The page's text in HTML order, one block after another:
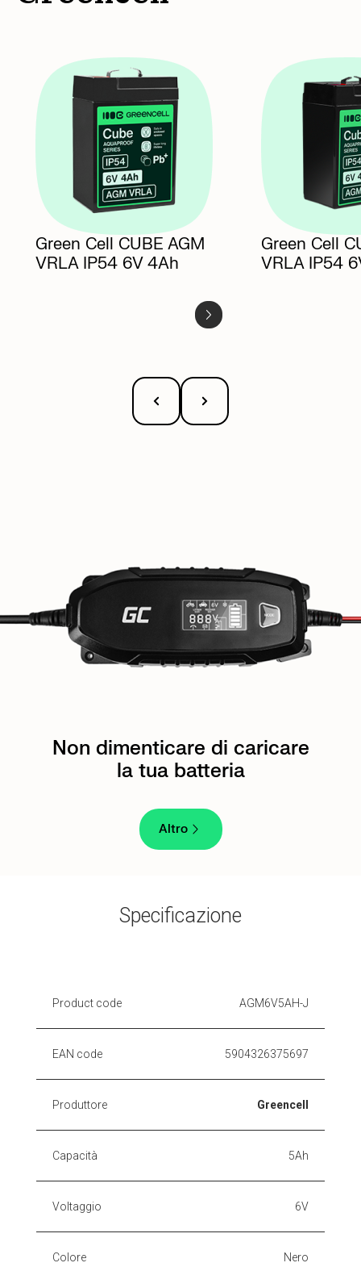
Green Cell CUBE AGM
VRLA IP54 6V 4Ah
Green Cell
VRLA IP54
Non dimenticare di caricare
la tua batteria
Altro
Specificazione
Product code AGM6V5AH-J
EAN code 5904326375697
Produttore Greencell
Capacità 5Ah
Voltaggio 6V
Colore Nero